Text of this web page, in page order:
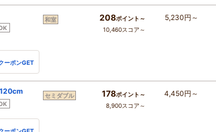
ーポンGET
和室 208ポイント～
10,460スコア～
5,230円～
120cm セミダブル 178ポイント～
8,900スコア～
4,450円～